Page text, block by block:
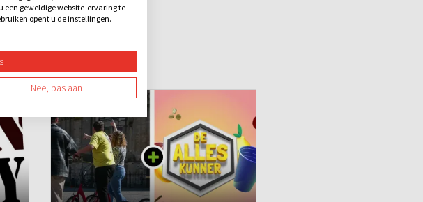
een geweldige website-ervaring te
opent u de instellingen.
Nee, pas aan